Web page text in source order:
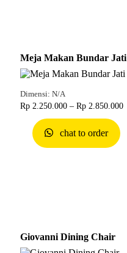
Meja Makan Bundar Jati
Dimensi: N/A
Rp2.250.000 – Rp2.850.000
chat to order
Giovanni Dining Chair